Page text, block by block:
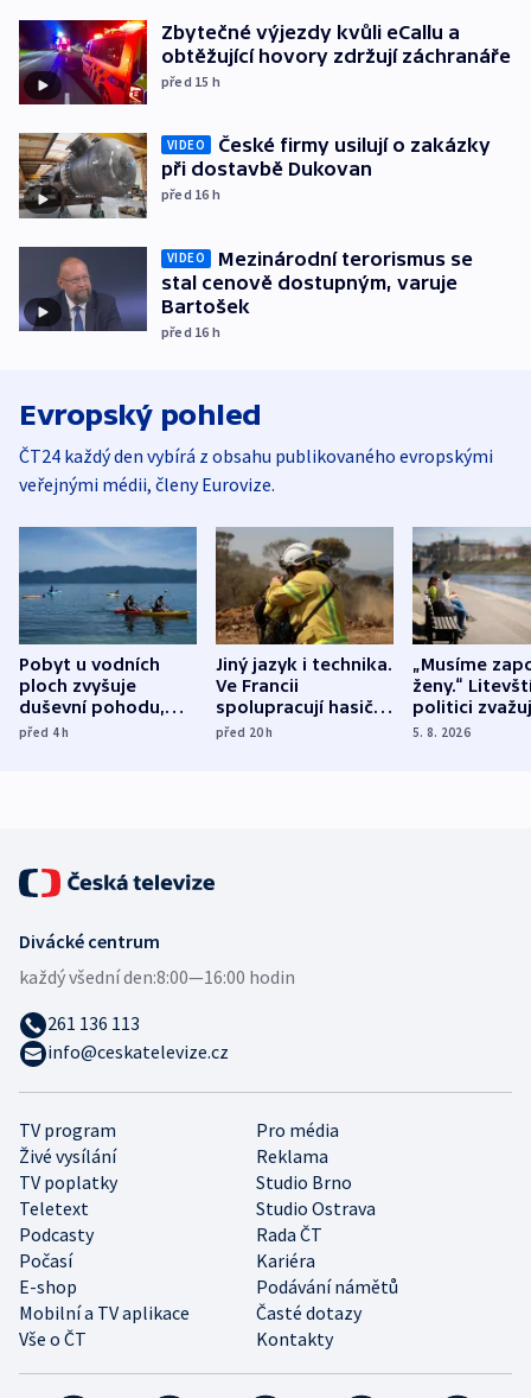
Zbytečné výjezdy kvůli eCallu a
obtěžující hovory zdržují záchranáře
před 15 h
VIDEO
České firmy usilují o zakázky
při dostavbě Dukovan
před 16 h
VIDEO
Mezinárodní terorismus se
stal cenově dostupným, varuje
Bartošek
před 16 h
Evropský pohled
ČT24 každý den vybírá z obsahu publikovaného evropskými
veřejnými médii, členy Eurovize.
Pobyt u vodních
ploch zvyšuje
duševní pohodu,
ukázala
před 4h
Jiný jazyk i technika.
Ve Francii
spolupracují hasiči z
různých zemí
před 20h
„Musíme
ženy.“
politici
dohodu o
5. 8. 2026
TV program
Pro média
Živé vysílání
Reklama
TV poplatky
Studio Brno
Teletext
Studio Ostrava
Podcasty
Rada ČT
Počasí
Kariéra
E-shop
Podávání námětů
Mobilní a TV aplikace
Časté dotazy
Vše o ČT
Kontakty
Divácké centrum
každý všední den:8:00—16:00 hodin
261 136 113
info@ceskatelevize.cz